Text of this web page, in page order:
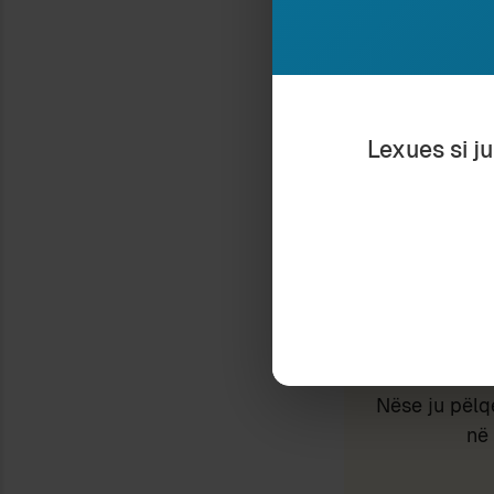
Type your email…
Nëse ju
Lexues si